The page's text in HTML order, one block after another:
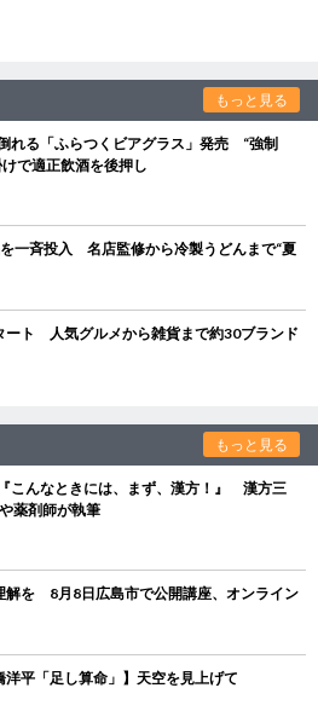
もっと見る
れる「ふらつくビアグラス」発売 “強制
で適正飲酒を後押し
一斉投入 名店監修から冷製うどんまで“夏
ート 人気グルメから雑貨まで約30ブランド
もっと見る
こんなときには、まず、漢方！』 漢方三
薬剤師が執筆
解を 8月8日広島市で公開講座、オンライン
洋平「足し算命」】天空を見上げて